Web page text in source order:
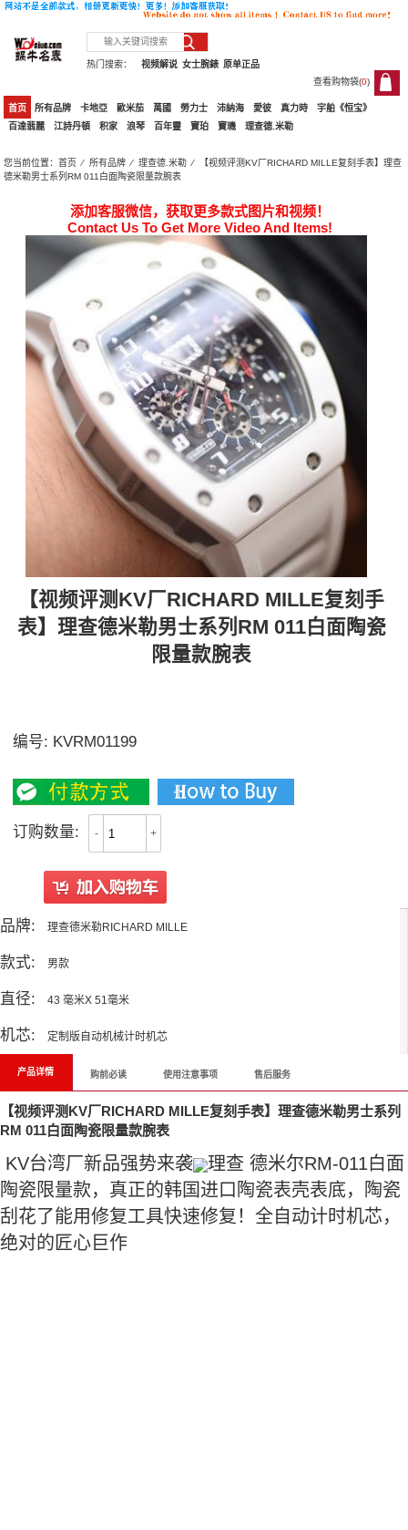
热门搜索： 原单正品
女士腕錶
视频解说
查看购物袋(0)
0
首页 所有品牌 卡地亞 歐米茄 萬國 勞力士 沛納海 愛彼 真力時
宇舶《恒宝》
百達翡麗
江詩丹頓 积家 浪琴 百年靈 寶珀 寶璣 理查德.米勒
您当前位置：首页 ⁄所有品牌 ⁄理查德.米勒 ⁄ 【视频评测KV厂RICHARD MILLE复刻手表】理查
德米勒男士系列RM 011白面陶瓷限量款腕表
添加客服微信，获取更多款式图片和视频！
Contact Us To Get More Video And Items!
【视频评测KV厂RICHARD MILLE复刻手
表】理查德米勒男士系列RM 011白面陶瓷
限量款腕表
编号: KVRM01199
订购数量: - +
品牌: 理查德米勒RICHARD MILLE
款式: 男款
直径: 43 毫米X 51毫米
机芯: 定制版自动机械计时机芯
产品详情 购前必读 使用注意事项 售后服务
【视频评测KV厂RICHARD MILLE复刻手表】理查德米勒男士系列
RM 011白面陶瓷限量款腕表
KV台湾厂新品强势来袭
理查 德米尔RM-011白面
陶瓷限量款，真正的韩国进口陶瓷表壳表底，陶瓷
刮花了能用修复工具快速修复！全自动计时机芯，
绝对的匠心巨作